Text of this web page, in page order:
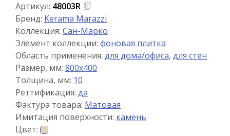
Артикул: 48003R
Бренд: Kerama Marazzi
Коллекция: Сан-Марко
Элемент коллекции: фоновая плитка
Область применения: для дома/офиса, для стен
Размер, мм: 800x400
Толщина, мм: 10
Реттификация: да
Фактура товара: Матовая
Имитация поверхности: камень
Цвет: